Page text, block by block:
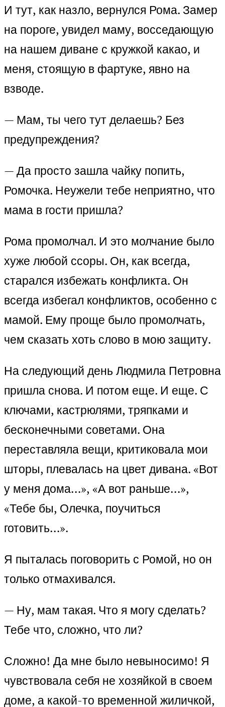
И тут, как назло, вернулся Рома. Замер
на пороге, увидел маму, восседающую
на нашем диване с кружкой какао, и
меня, стоящую в фартуке, явно на
взводе.
— Мам, ты чего тут делаешь? Без
предупреждения?
— Да просто зашла чайку попить,
Ромочка. Неужели тебе неприятно, что
мама в гости пришла?
Рома промолчал. И это молчание было
хуже любой ссоры. Он, как всегда,
старался избежать конфликта. Он
всегда избегал конфликтов, особенно с
мамой. Ему проще было промолчать,
чем сказать хоть слово в мою защиту.
На следующий день Людмила Петровна
пришла снова. И потом еще. И еще. С
ключами, кастрюлями, тряпками и
бесконечными советами. Она
переставляла вещи, критиковала мои
шторы, плевалась на цвет дивана. «Вот
у меня дома…», «А вот раньше…»,
«Тебе бы, Олечка, поучиться
готовить…».
Я пыталась поговорить с Ромой, но он
только отмахивался.
— Ну, мам такая. Что я могу сделать?
Тебе что, сложно, что ли?
Сложно! Да мне было невыносимо! Я
чувствовала себя не хозяйкой в своем
доме, а какой-то временной жиличкой,